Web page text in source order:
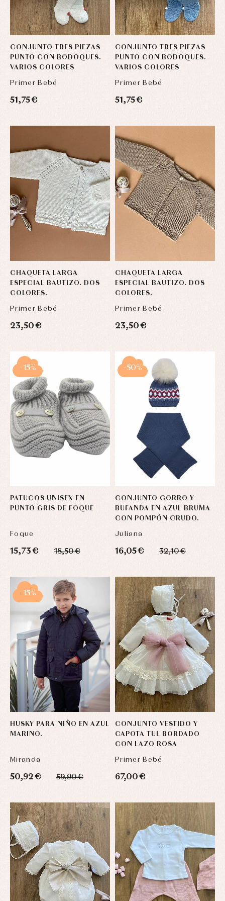
CONJUNTO TRES PIEZAS
PUNTO CON BODOQUES.
VARIOS COLORES
Primer Bebé
51,75 €
CONJUNTO TRES PIEZAS
PUNTO CON BODOQUES.
VARIOS COLORES
Primer Bebé
51,75 €
CHAQUETA LARGA
ESPECIAL BAUTIZO. DOS
COLORES.
Primer Bebé
23,50 €
CHAQUETA LARGA
ESPECIAL BAUTIZO. DOS
COLORES.
Primer Bebé
23,50 €
PATUCOS UNISEX EN
PUNTO GRIS DE FOQUE
Foque
15,73 € 18,50 €
-15%
CONJUNTO GORRO Y
BUFANDA EN AZUL BRUMA
CON POMPÓN CRUDO.
Juliana
16,05 € 32,10 €
-50%
HUSKY PARA NIÑO EN AZUL
MARINO.
Miranda
50,92 € 59,90 €
-15%
CONJUNTO VESTIDO Y
CAPOTA TUL BORDADO
CON LAZO ROSA
Primer Bebé
67,00 €
ranitas
Ropa
interior,
bodys,
pijamas...
camisas
Chaquetas
y
jersey
Conjuntos
Ropa
Leotardos
Puericultura